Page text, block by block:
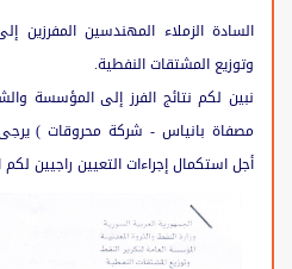
الزملاء المهندسين المفرزين إلى
المشتقات النفطية.
نتائج الفرز إلى المؤسسة والشركات
بانياس - شركة محروقات ) يرجى مراجعة
إجراءات التعيين راجيين لكم التوفيق